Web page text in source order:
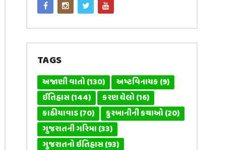
TAGS
અજાણી વાતો(130) અષ્ટવિનાયક(9)
ઈતિહાસ(144) કરણ ઘેલો(16)
કાઠીયાવાડ(70) કુરબાનીની કથાઓ(20)
ગુજરાતની ગરિમા(33)
ગુજરાતનો ઇતિહાસ(93)